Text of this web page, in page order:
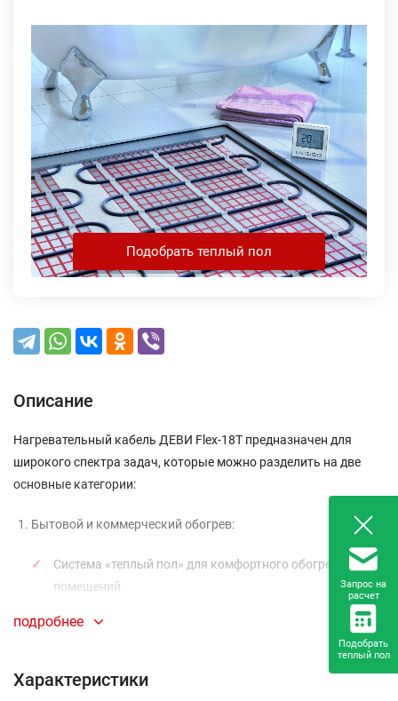
Подобрать теплый пол
Описание
Нагревательный кабель ДЕВИ Flex-18T предназначен для
широкого спектра задач, которые можно разделить на две
основные категории:
Бытовой и коммерческий обогрев:
Система «теплый пол» для комфортного обогрева
помещений.
Защита от обледенения открытых площадок
Обогрев грунта в теплицах для стимулирования роста
растений.
подробнее
Характеристики
Запрос на
расчет
Подобрать
теплый пол